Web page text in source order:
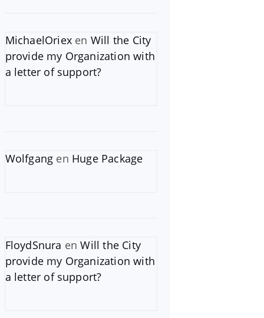
MichaelOriexen Will the City
provide my Organization with
a letter of support?
Wolfgang en Huge Package
FloydSnura enWill the City
provide my Organization with
a letter of support?